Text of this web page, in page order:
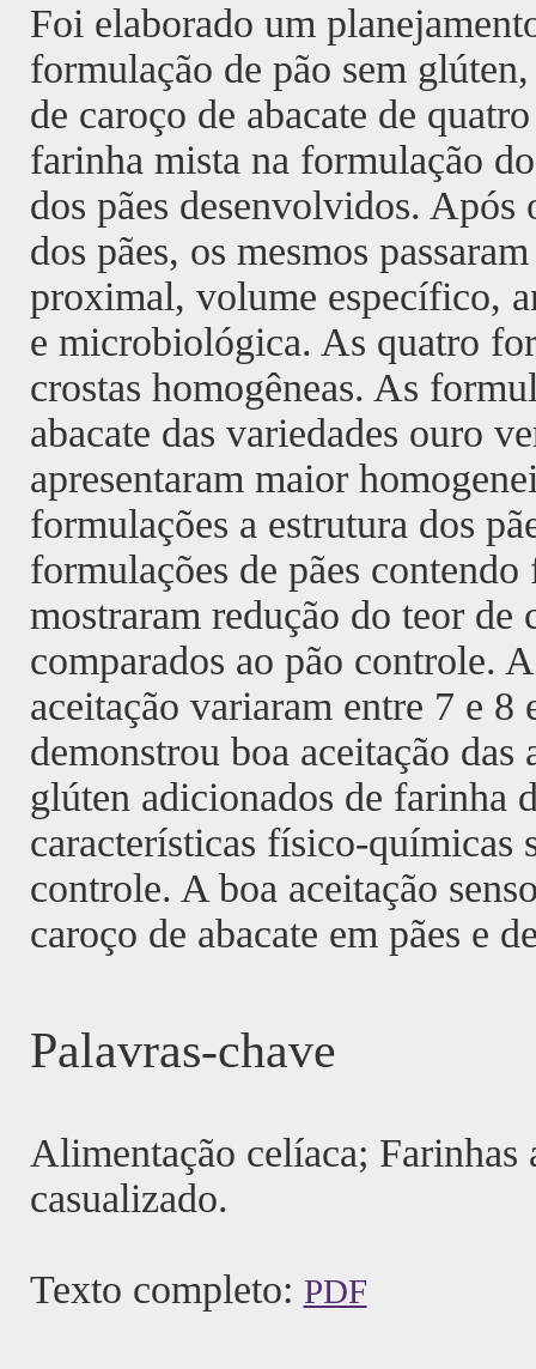
Foi elaborado um
formulação de pão sem
de caroço de abacate de
farinha mista na formulação
dos pães desenvolvidos.
dos pães, os mesmos
proximal, volume específico,
e microbiológica. As quatro
crostas homogêneas. As
abacate das variedades ouro
apresentaram maior
formulações a estrutura dos
formulações de pães
mostraram redução do teor de
comparados ao pão controle.
aceitação variaram entre 7 e
demonstrou boa aceitação das
glúten adicionados de farinha
características físico-químicas
controle. A boa aceitação
caroço de abacate em pães e
Palavras-chave
Alimentação celíaca; Farinhas
casualizado.
Texto completo: PDF